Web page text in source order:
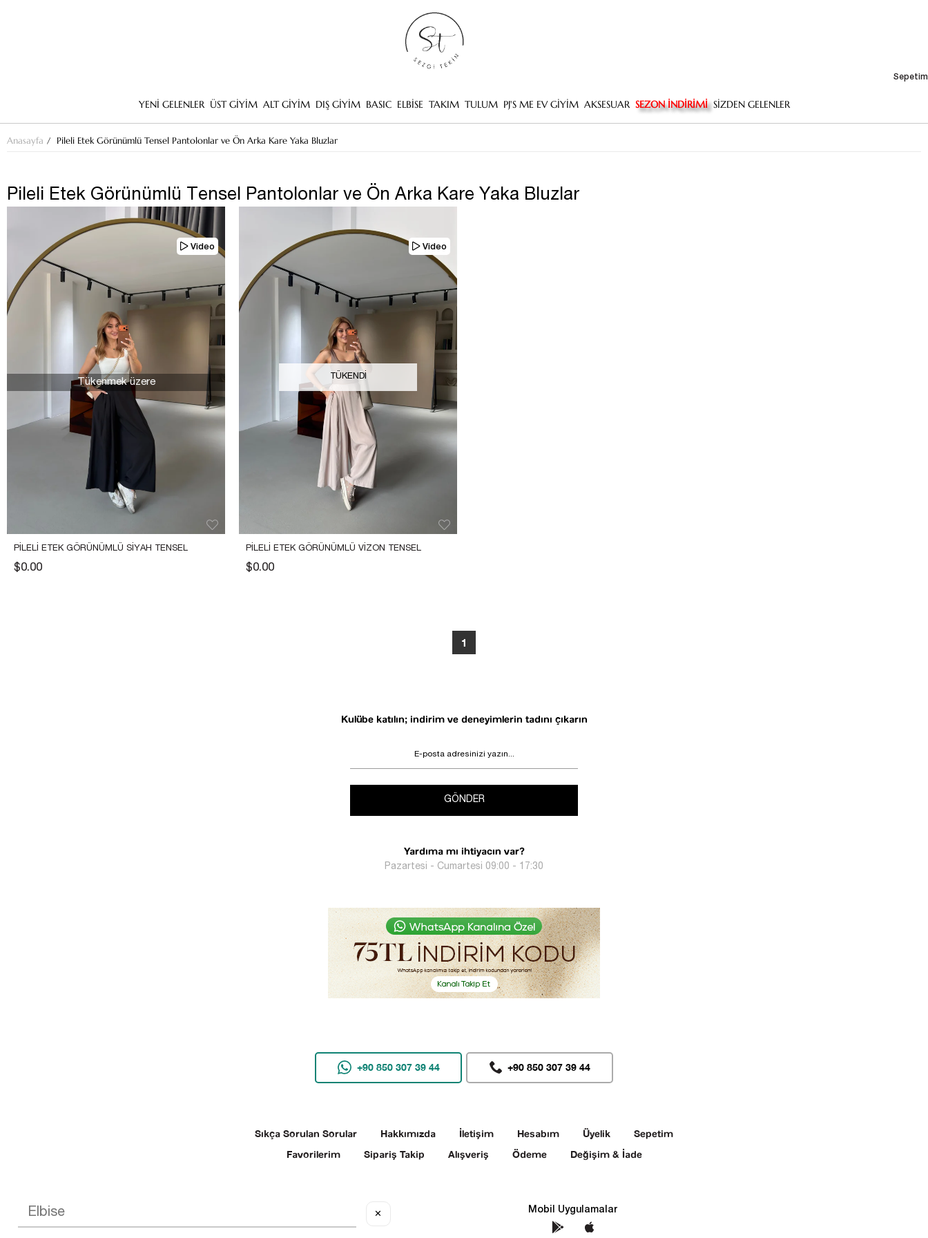
Sepetim
YENİ GELENLER ÜST GİYİM ALT GİYİM DIŞ GİYİM BASIC ELBİSE TAKIM TULUM PJ'S ME EV GİYİM AKSESUAR SEZON İNDİRİMİ SİZDEN GELENLER
Anasayfa Pileli Etek Görünümlü Tensel Pantolonlar ve Ön Arka Kare Yaka Bluzlar
Pileli Etek Görünümlü Tensel Pantolonlar ve Ön Arka Kare Yaka Bluzlar
PILELI ETEK GÖRÜNÜMLÜ SIYAH TENSEL
PANTOLON
$0.00
Tükenmek üzere
Video
TÜKENDI
PILELI ETEK GÖRÜNÜMLÜ VIZON TENSEL
PANTOLON
$0.00
Video
1
Kulübe katılın; indirim ve deneyimlerin tadını çıkarın
GÖNDER
Yardıma mı ihtiyacın var?
Pazartesi - Cumartesi 09:00 - 17:30
+90 850 307 39 44 +90 850 307 39 44
Sıkça Sorulan Sorular Hakkımızda İletişim Hesabım Üyelik
Sepetim
Favorilerim
Sipariş Takip Alışveriş Ödeme Değişim & İade
Sosyal Medya Mobil Uygulamalar
✕